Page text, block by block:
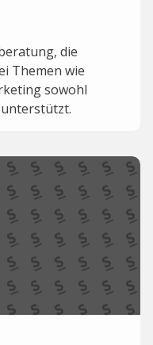
die
Themen wie
sowohl